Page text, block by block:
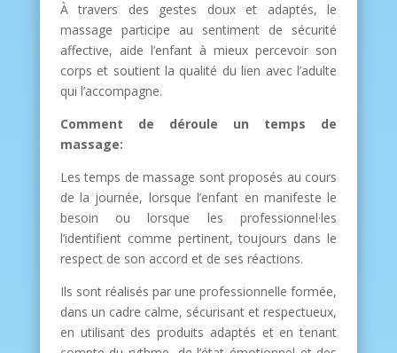
À travers des gestes doux et adaptés, le
massage participe au sentiment de sécurité
affective, aide l’enfant à mieux percevoir son
corps et soutient la qualité du lien avec l’adulte
qui l’accompagne.
Comment de déroule un temps de
massage:
Les temps de massage sont proposés au cours
de la journée, lorsque l’enfant en manifeste le
besoin ou lorsque les professionnel·les
l’identifient comme pertinent, toujours dans le
respect de son accord et de ses réactions.
Ils sont réalisés par une professionnelle formée,
dans un cadre calme, sécurisant et respectueux,
en utilisant des produits adaptés et en tenant